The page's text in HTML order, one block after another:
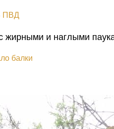
жирными и наглыми